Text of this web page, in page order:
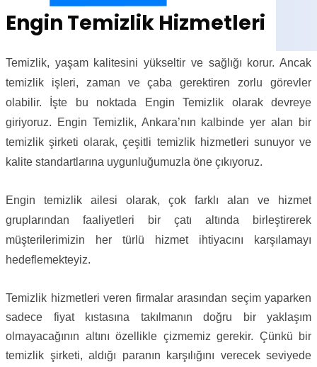
Engin Temizlik Hizmetleri
Temizlik, yaşam kalitesini yükseltir ve sağlığı korur. Ancak
temizlik işleri, zaman ve çaba gerektiren zorlu görevler
olabilir. İşte bu noktada Engin Temizlik olarak devreye
giriyoruz. Engin Temizlik, Ankara’nın kalbinde yer alan bir
temizlik şirketi olarak, çeşitli temizlik hizmetleri sunuyor ve
kalite standartlarına uygunluğumuzla öne çıkıyoruz.
Engin temizlik ailesi olarak, çok farklı alan ve hizmet
gruplarından faaliyetleri bir çatı altında birleştirerek
müşterilerimizin her türlü hizmet ihtiyacını karşılamayı
hedeflemekteyiz.
Temizlik hizmetleri veren firmalar arasından seçim yaparken
sadece fiyat kıstasına takılmanın doğru bir yaklaşım
olmayacağının altını özellikle çizmemiz gerekir. Çünkü bir
temizlik şirketi, aldığı paranın karşılığını verecek seviyede